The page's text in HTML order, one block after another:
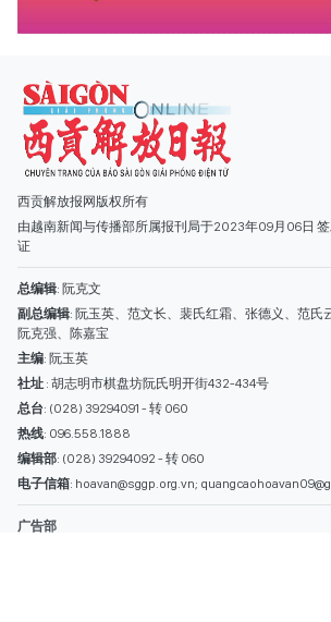
西贡解放报网版权所有
由越南新闻与传播部所属报刊局于2023年09月06日
证
总编辑: 阮克文
副总编辑: 阮玉英、范文长、裴氏红霜、张德义、范氏
阮克强、陈嘉宝
主编: 阮玉英
社址 : 胡志明市棋盘坊阮氏明开街432-434号
总台: (028) 39294091 - 转 060
热线: 096.558.1888
编辑部: (028) 39294092 - 转 060
电子信箱: hoavan@sggp.org.vn;
广告部